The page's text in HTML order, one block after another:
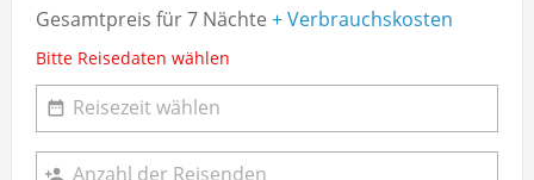
Gesamtpreis für 7 Nächte + Verbrauchskosten
Bitte Reisedaten wählen